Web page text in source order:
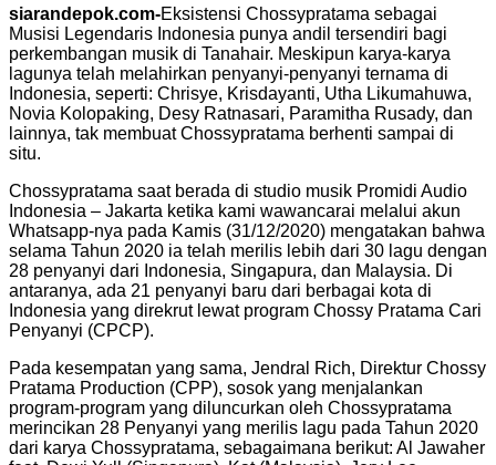
siarandepok.com-Eksistensi Chossypratama sebagai
Musisi Legendaris Indonesia punya andil tersendiri bagi
perkembangan musik di Tanahair. Meskipun karya-karya
lagunya telah melahirkan penyanyi-penyanyi ternama di
Indonesia, seperti: Chrisye, Krisdayanti, Utha Likumahuwa,
Novia Kolopaking, Desy Ratnasari, Paramitha Rusady, dan
lainnya, tak membuat Chossypratama berhenti sampai di
situ.
Chossypratama saat berada di studio musik Promidi Audio
Indonesia – Jakarta ketika kami wawancarai melalui akun
Whatsapp-nya pada Kamis (31/12/2020) mengatakan bahwa
selama Tahun 2020 ia telah merilis lebih dari 30 lagu dengan
28 penyanyi dari Indonesia, Singapura, dan Malaysia. Di
antaranya, ada 21 penyanyi baru dari berbagai kota di
Indonesia yang direkrut lewat program Chossy Pratama Cari
Penyanyi (CPCP).
Pada kesempatan yang sama, Jendral Rich, Direktur Chossy
Pratama Production (CPP), sosok yang menjalankan
program-program yang diluncurkan oleh Chossypratama
merincikan 28 Penyanyi yang merilis lagu pada Tahun 2020
dari karya Chossypratama, sebagaimana berikut: Al Jawaher